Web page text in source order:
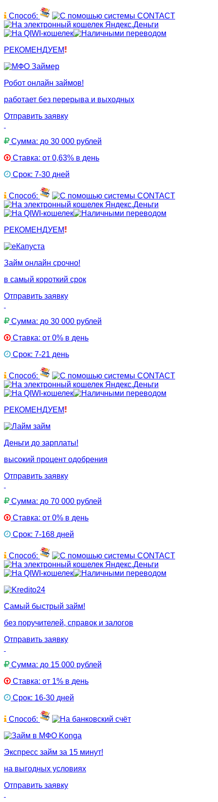
Способ:
РЕКОМЕНДУЕМ
Робот онлайн займов!
работает без перерыва и выходных
Отправить заявку
Сумма: до 30 000 рублей
Ставка: от 0,63% в день
Срок: 7-30 дней
Способ:
РЕКОМЕНДУЕМ
Займ онлайн срочно!
в самый короткий срок
Отправить заявку
Сумма: до 30 000 рублей
Ставка: от 0% в день
Срок: 7-21 день
Способ:
РЕКОМЕНДУЕМ
Деньги до зарплаты!
высокий процент одобрения
Отправить заявку
Сумма: до 70 000 рублей
Ставка: от 0% в день
Срок: 7-168 дней
Способ:
Самый быстрый займ!
без поручителей, справок и залогов
Отправить заявку
Сумма: до 15 000 рублей
Ставка: от 1% в день
Срок: 16-30 дней
Способ:
Экспресс займ за 15 минут!
на выгодных условиях
Отправить заявку